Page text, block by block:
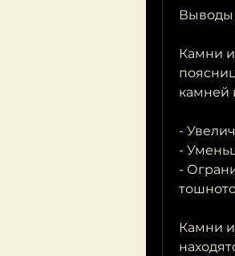
Выводы
Камни и
камней
-
-
-
Камни